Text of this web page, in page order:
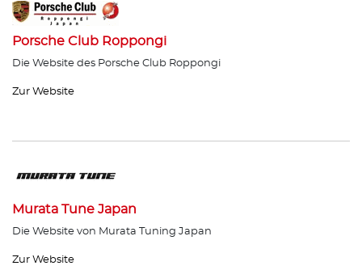
Porsche Club Roppongi
Die Website des Porsche Club Roppongi
Zur Website
Murata Tune Japan
Die Website von Murata Tuning Japan
Zur Website